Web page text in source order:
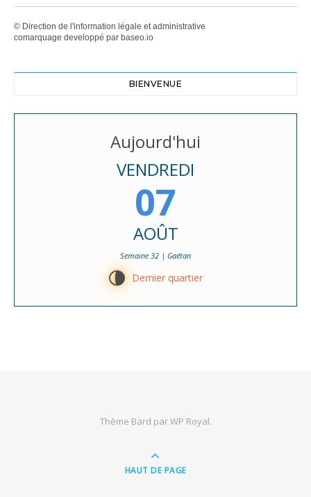
© Direction de l'information légale et administrative
comarquage developpé par baseo.io
BIENVENUE
Aujourd'hui
VENDREDI
07
AOÛT
Semaine 32 | Gaétan
U Dernier quartier
Thème Bard parWP Royal.
HAUT DE PAGE